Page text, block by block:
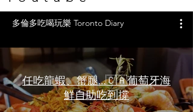
多倫多吃喝玩樂 Toronto Diary
任吃龍蝦、蟹腿…🇨🇦葡萄牙海
鮮自助吃到撐